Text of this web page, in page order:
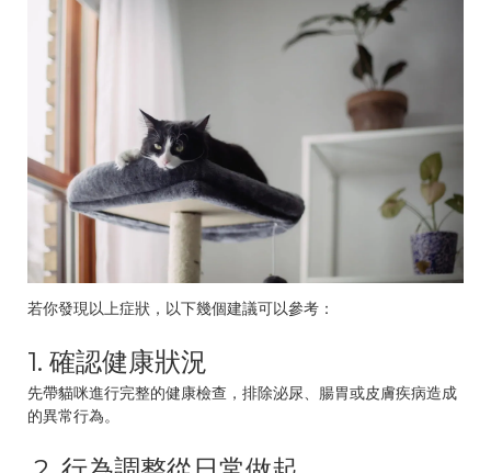
若你發現以上症狀，以下幾個建議可以參考：
1. 確認健康狀況
先帶貓咪進行完整的健康檢查，排除泌尿、腸胃或皮膚疾病造成
的異常行為。